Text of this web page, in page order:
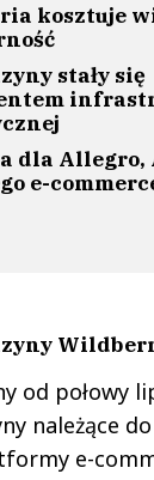
kosztuje
stały się
dla Allegro,
e-
od połowy
należące
e-